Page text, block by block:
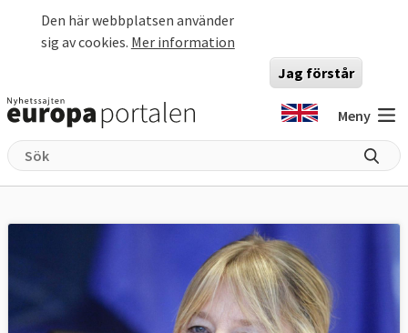
Den här webbplatsen använder
sig av cookies. Mer information
Jag förstår
Meny